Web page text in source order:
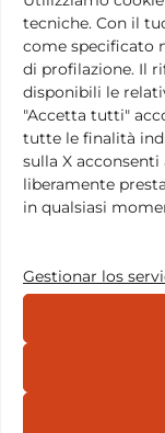
tecniche. Con il
come specificato
di profilazione. Il
disponibili le
"Accetta tutti"
tutte le finalità
sulla X
liberamente
in qualsiasi
Gestionar los
Creamos la
activamente el
Teatret…Leer
Ubicación
Via Principe